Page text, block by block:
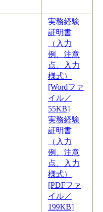
実務経験
証明書
（入力
例、注意
点、入力
様式）
[Wordファ
イル／
55KB]
実務経験
証明書
（入力
例、注意
点、入力
様式）
[PDFファ
イル／
199KB]